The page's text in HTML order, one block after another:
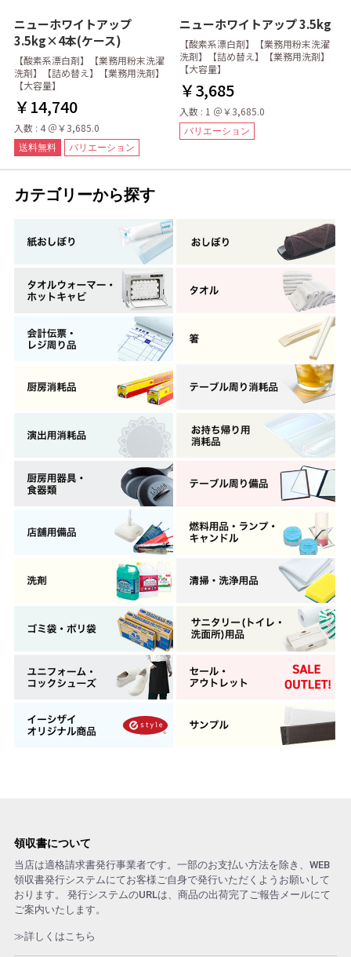
ニューホワイトアップ
3.5kg×4本(ケース)
【酸素系漂白剤】【業務用粉末洗濯
洗剤】【詰め替え】【業務用洗剤】
【大容量】
￥14,740
入数 : 4 ＠￥3,685.0
送料無料 バリエーション
ニューホワイトアップ 3.5kg
【酸素系漂白剤】【業務用粉末洗濯
洗剤】【詰め替え】【業務用洗剤】
【大容量】
￥3,685
入数 : 1 ＠￥3,685.0
バリエーション
カテゴリーから探す
領収書について
当店は適格請求書発行事業者です。一部のお支払い方法を除き、WEB
領収書発行システムにてお客様ご自身で発行いただくようお願いして
おります。 発行システムのURLは、商品の出荷完了ご報告メールにて
ご案内いたします。
≫詳しくはこちら